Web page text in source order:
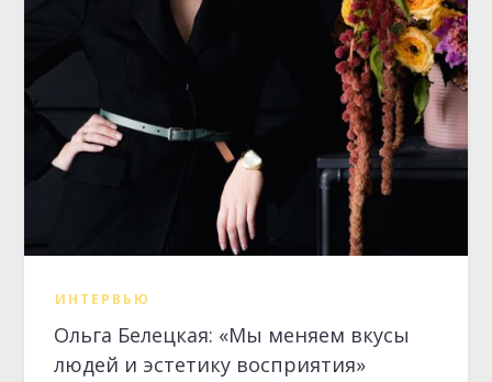
Ольга Белецкая: «Мы меняем вкусы
людей и эстетику восприятия»